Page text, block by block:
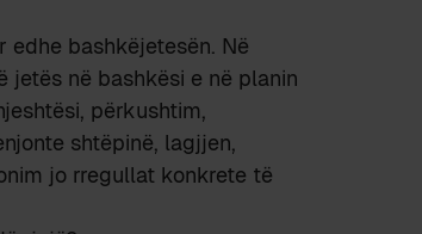
edhe bashkëjetesën. Në
jetës në bashkësi e në planin
përkushtim,
shtëpinë, lagjjen,
jo rregullat konkrete të